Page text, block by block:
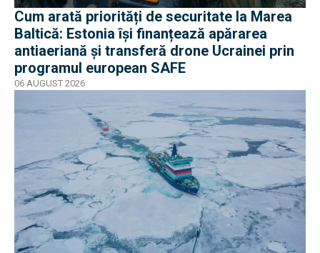
Cum arată priorități de securitate la Marea
Baltică: Estonia își finanțează apărarea
antiaeriană și transferă drone Ucrainei prin
programul european SAFE
06 AUGUST 2026